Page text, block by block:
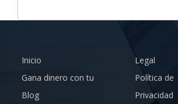
Inicio
Gana dinero con tu
Blog
Legal
Política de
Privacidad